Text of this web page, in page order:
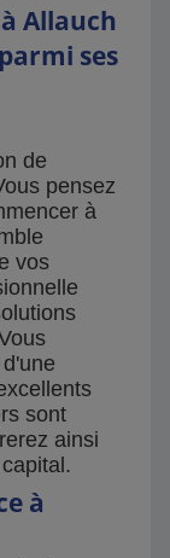
Allauch
ses
de
pensez
à
vos
sont
ainsi
à